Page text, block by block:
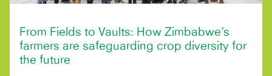
From Fields to Vaults: How Zimbabwe’s
farmers are safeguarding crop diversity for
the future